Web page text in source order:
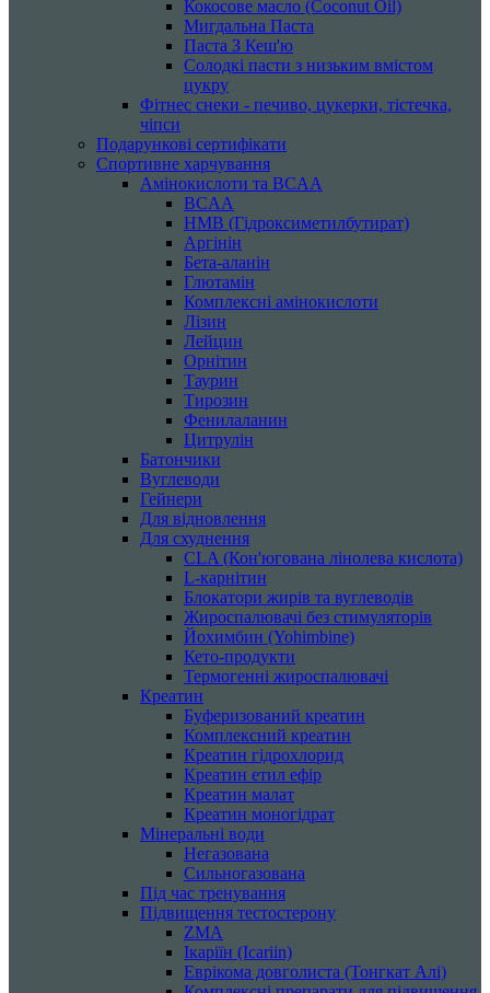
Кокосове масло (Coconut Oil)
Мигдальна Паста
Паста З Кеш'ю
Солодкі пасти з низьким вмістом
цукру
Фітнес снеки - печиво, цукерки, тістечка,
чіпси
Подарункові сертифікати
Спортивне харчування
Амінокислоти та BCAA
BCAA
HMB (Гідроксиметилбутират)
Аргінін
Бета-аланін
Глютамін
Комплексні амінокислоти
Лізин
Лейцин
Орнітин
Таурин
Тирозин
Фенилаланин
Цитрулін
Батончики
Вуглеводи
Гейнери
Для відновлення
Для схуднення
CLA (Кон'югована лінолева кислота)
L-карнітин
Блокатори жирів та вуглеводів
Жироспалювачі без стимуляторів
Йохимбин (Yohimbine)
Кето-продукти
Термогенні жироспалювачі
Креатин
Буферизований креатин
Комплексний креатин
Креатин гідрохлорид
Креатин етил ефір
Креатин малат
Креатин моногідрат
Мінеральні води
Негазована
Сильногазована
Під час тренування
Підвищення тестостерону
ZMA
Ікаріїн (Icariin)
Еврікома довголиста (Тонгкат Алі)